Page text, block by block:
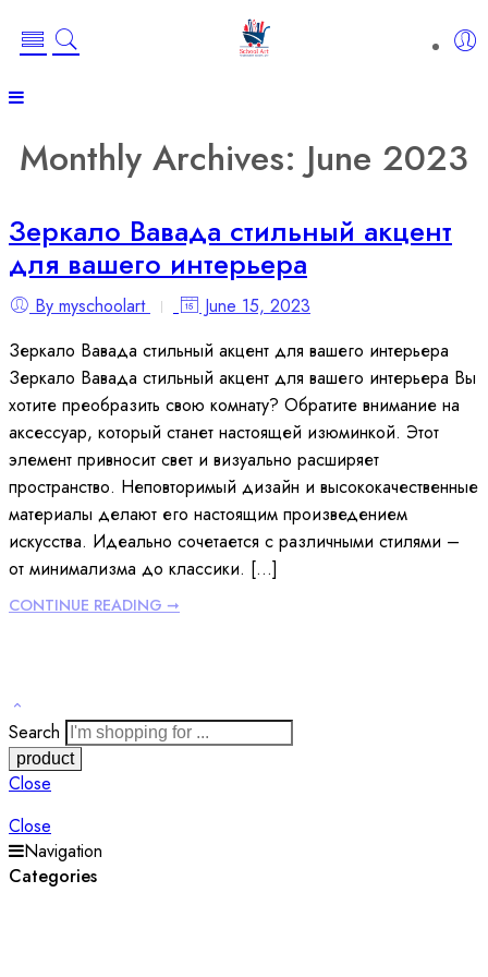
Monthly Archives: June 2023
Зеркало Вавада стильный акцент
для вашего интерьера
By myschoolart
June 15, 2023
Зеркало Вавада стильный акцент для вашего интерьера
Зеркало Вавада стильный акцент для вашего интерьера Вы
хотите преобразить свою комнату? Обратите внимание на
аксессуар, который станет настоящей изюминкой. Этот
элемент привносит свет и визуально расширяет
пространство. Неповторимый дизайн и высококачественные
материалы делают его настоящим произведением
искусства. Идеально сочетается с различными стилями –
от минимализма до классики. […]
CONTINUE READING ➞
Search
Close
Close
Navigation
Categories